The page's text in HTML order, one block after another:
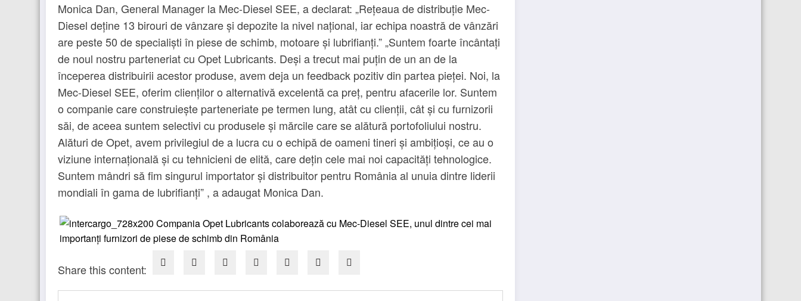
Monica Dan, General Manager la Mec-Diesel SEE, a declarat: „Rețeaua de distribuție Mec-
Diesel deține 13 birouri de vânzare și depozite la nivel național, iar echipa noastră de vânzări
are peste 50 de specialiști în piese de schimb, motoare și lubrifianți.” „Suntem foarte încântați
de noul nostru parteneriat cu Opet Lubricants. Deși a trecut mai puțin de un an de la
începerea distribuirii acestor produse, avem deja un feedback pozitiv din partea pieței. Noi, la
Mec-Diesel SEE, oferim clienților o alternativă excelentă ca preț, pentru afacerile lor. Suntem
o companie care construiește parteneriate pe termen lung, atât cu clienții, cât și cu furnizorii
săi, de aceea suntem selectivi cu produsele și mărcile care se alătură portofoliului nostru.
Alături de Opet, avem privilegiul de a lucra cu o echipă de oameni tineri și ambițioși, ce au o
viziune internațională și cu tehnicieni de elită, care dețin cele mai noi capacități tehnologice.
Suntem mândri să fim singurul importator și distribuitor pentru România al unuia dintre liderii
mondiali în gama de lubrifianți” , a adaugat Monica Dan.
Share this content: